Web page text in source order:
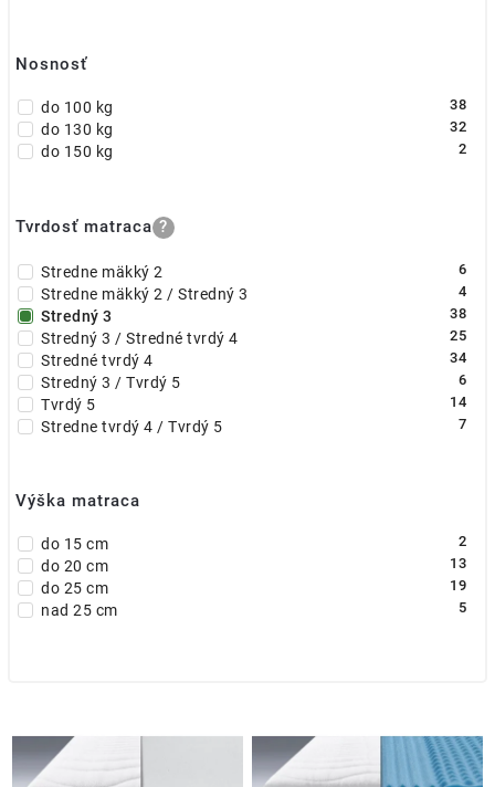
Nosnosť
do 100 kg 38
do 130 kg 32
do 150 kg 2
Tvrdosť matraca ?
Stredne mäkký 2 6
Stredne mäkký 2 / Stredný 3 4
Stredný 3 38
Stredný 3 / Stredné tvrdý 4 25
Stredné tvrdý 4 34
Stredný 3 / Tvrdý 5 6
Tvrdý 5 14
Stredne tvrdý 4 / Tvrdý 5 7
Výška matraca
do 15 cm 2
do 20 cm 13
do 25 cm 19
nad 25 cm 5